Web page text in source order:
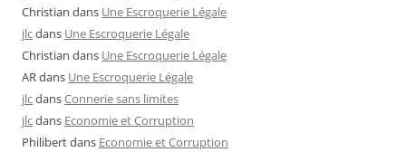
Christian dans Une Escroquerie Légale
jlcdans Une Escroquerie Légale
Christian dans Une Escroquerie Légale
ARdans Une Escroquerie Légale
jlcdansConnerie sans limites
jlcdans Economie et Corruption
Philibertdans Economie et Corruption